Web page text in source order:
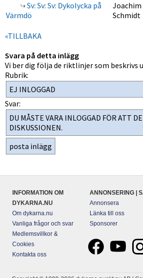
Sv: Sv: Sv: Dykolycka på
Värmdö
Joachim
Schmidt
«TILLBAKA
Svara på detta inlägg
Vi ber dig följa de riktlinjer som beskrivs
Rubrik:
Svar:
INFORMATION OM
DYKARNA.NU
Om dykarna.nu
Vanliga frågor och svar
Medlemsvillkor &
Cookies
Kontakta oss
ANNONSERING |
Annonsera
Länka till oss
Sponsorer